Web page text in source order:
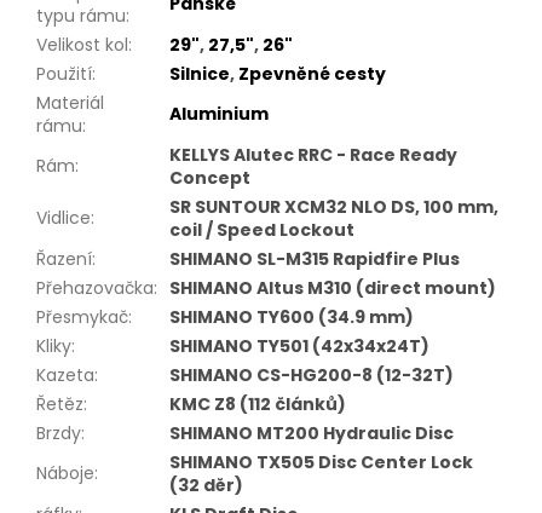
typu rámu:
Velikost kol: 29", 27,5", 26"
Použití: Silnice, Zpevněné cesty
Materiál
rámu: Aluminium
Rám:
KELLYS Alutec RRC - Race Ready
Concept
Vidlice:
SR SUNTOUR XCM32 NLO DS, 100 mm,
coil / Speed Lockout
Řazení:
SHIMANO SL-M315 Rapidfire Plus
Přehazovačka: SHIMANO Altus M310 (direct mount)
Přesmykač:
SHIMANO TY600 (34.9 mm)
Kliky:
SHIMANO TY501 (42x34x24T)
Kazeta:
SHIMANO CS-HG200-8 (12-32T)
Řetěz:
KMC Z8 (112 článků)
Brzdy:
SHIMANO MT200 Hydraulic Disc
Náboje:
SHIMANO TX505 Disc Center Lock
(32 děr)